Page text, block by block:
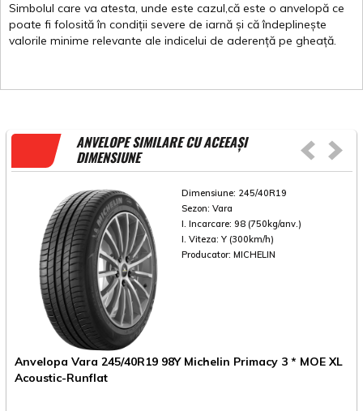
Simbolul care va atesta, unde este cazul,că este o anvelopă ce
poate fi folosită în condiții severe de iarnă și că îndeplinește
valorile minime relevante ale indicelui de aderență pe gheață.
ANVELOPE SIMILARE CU ACEEAȘI
DIMENSIUNE
Dimensiune: 245/40R19
Sezon: Vara
I. Incarcare: 98 (750kg/anv.)
I. Viteza: Y (300km/h)
Producator: MICHELIN
Anvelopa Vara 245/40R19 98Y Michelin Primacy 3 * MOE XL
Acoustic-Runflat